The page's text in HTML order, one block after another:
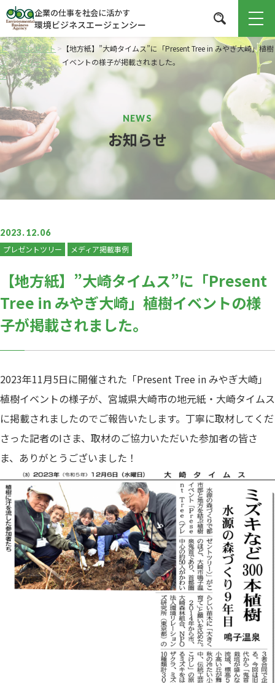
企業の仕事を社会に活かす
環境ビジネスエージェンシー
ト
ッ
プ
>プレゼント
ツリー
> 【地方紙】”大崎タイムス”に「Present Tree in みやぎ大崎」植樹
イベントの様子が掲載されました。
お知らせ
2023.12.06
プレゼントツリー
メディア掲載事例
【地方紙】”大崎タイムス”に「Present
Tree in みやぎ大崎」植樹イベントの様
子が掲載されました。
2023年11月5日に開催された「Present Tree in みやぎ大崎」
植樹イベントの様子が、宮城県大崎市の地元紙・大崎タイムス
に掲載されましたのでご報告いたします。丁寧に取材してくだ
さった記者のIさま、取材のご協力いただいた参加者の皆さ
ま、ありがとうございました！